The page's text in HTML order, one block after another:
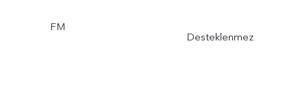
FM
Desteklenmez